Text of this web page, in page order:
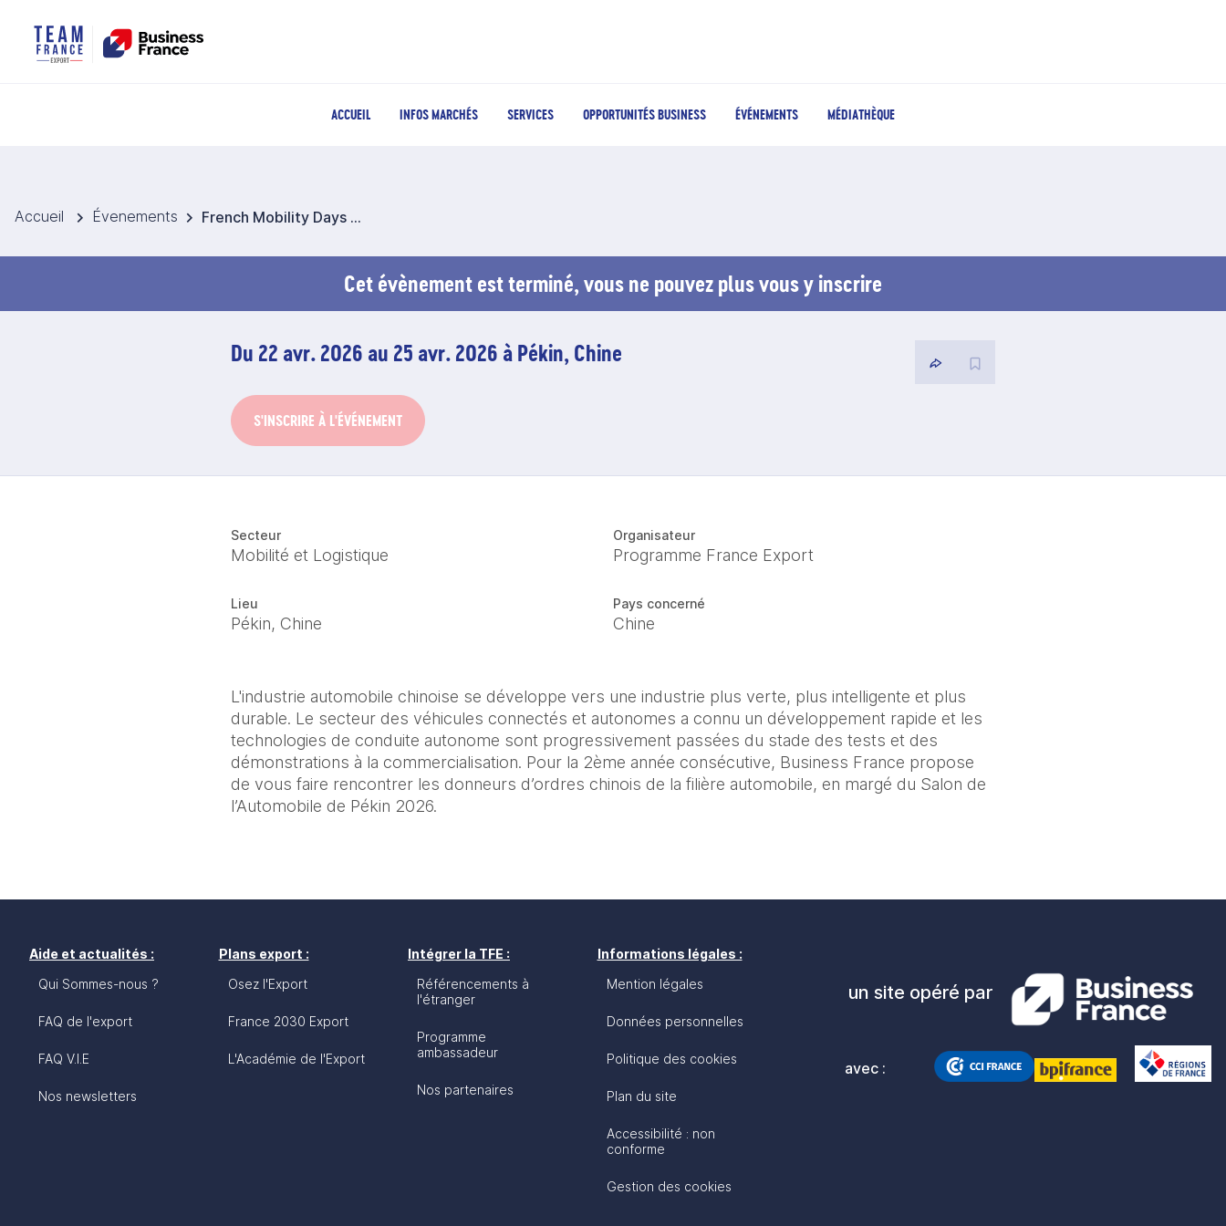
ACCUEIL INFOS MARCHÉS SERVICES OPPORTUNITÉS BUSINESS ÉVÉNEMENTS MÉDIATHÈQUE
Accueil Évenements French Mobility Days @ AUTO CHINA 2026 - Chine
Cet évènement est terminé, vous ne pouvez plus vous y inscrire
Du 22 avr. 2026 au 25 avr. 2026 à Pékin, Chine
S'INSCRIRE À L'ÉVÉNEMENT
Secteur
Mobilité et Logistique
Organisateur
Programme France Export
Lieu
Pékin, Chine
Pays concerné
Chine
L'industrie automobile chinoise se développe vers une industrie plus verte, plus intelligente et plus
durable. Le secteur des véhicules connectés et autonomes a connu un développement rapide et les
technologies de conduite autonome sont progressivement passées du stade des tests et des
démonstrations à la commercialisation. Pour la 2ème année consécutive, Business France propose
de vous faire rencontrer les donneurs d’ordres chinois de la filière automobile, en margé du Salon de
l’Automobile de Pékin 2026.
Aide et actualités :
Qui Sommes-nous ?
FAQ de l'export
FAQ V.I.E
Nos newsletters
Plans export :
Osez l'Export
France 2030 Export
L'Académie de l'Export
Intégrer la TFE :
Référencements à
l'étranger
Programme
ambassadeur
Nos partenaires
Informations légales :
Mention légales
Données personnelles
Politique des cookies
Plan du site
Accessibilité : non
conforme
Gestion des cookies
un site opéré par
avec :